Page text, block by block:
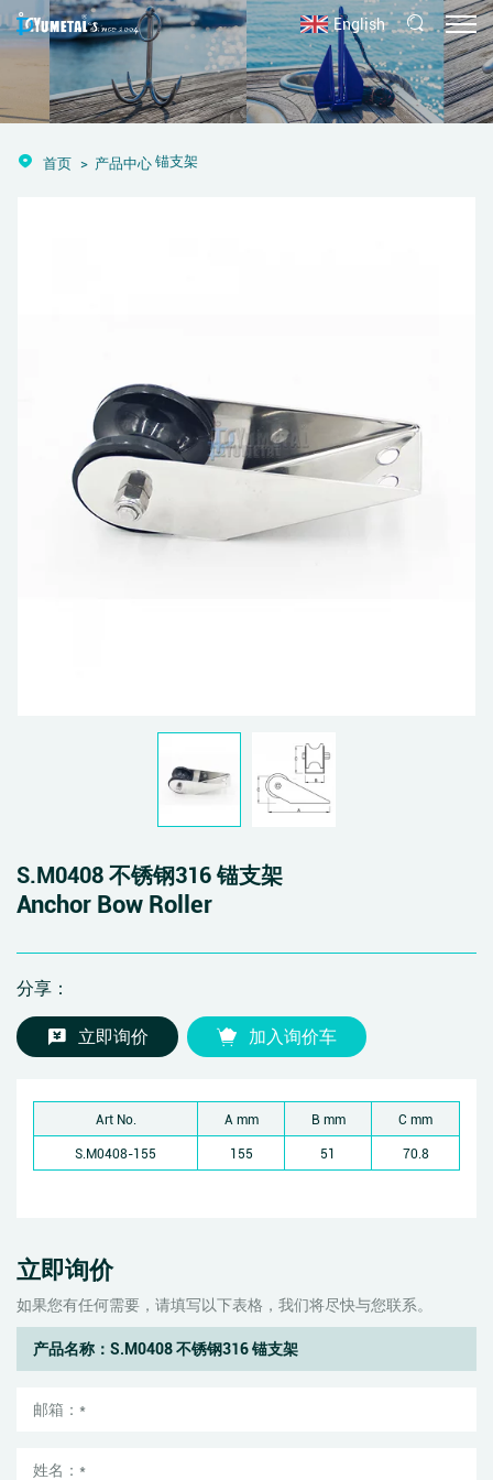
English
首页 产品中心锚支架
S.M0408 不锈钢316 锚支架
Anchor Bow Roller
分享：
立即询价 加入询价车
Art No. A mm B mm
C mm
S.M0408-155
155 51 70.8
立即询价
如果您有任何需要，请填写以下表格，我们将尽快与您联系。